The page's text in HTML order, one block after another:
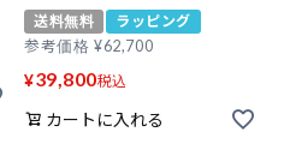
送料無料
ラッピング
参考価格 ¥62,700
¥39,800税込
カートに入れる